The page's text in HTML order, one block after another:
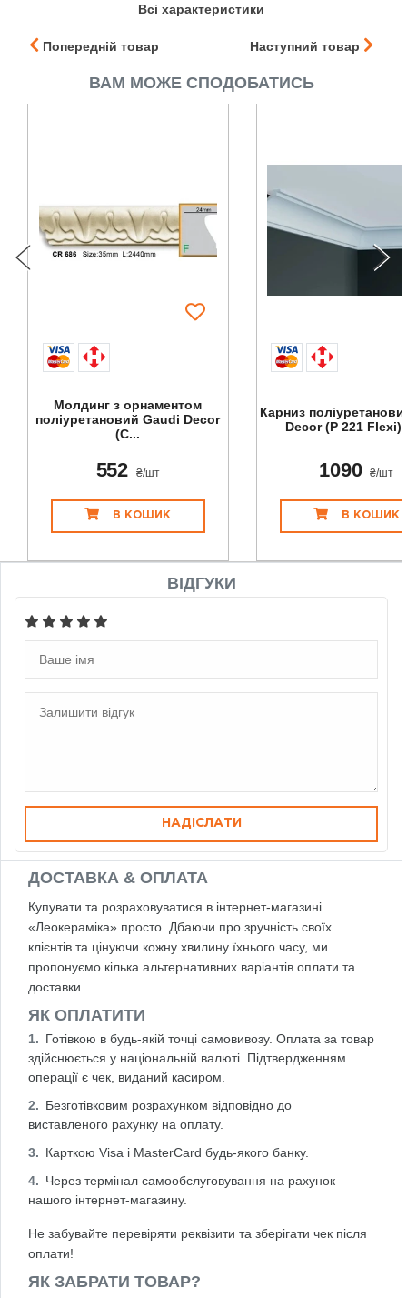
Всі характеристики
Попередній товар Наступний товар
ВАМ МОЖЕ СПОДОБАТИСЬ
Молдинг з орнаментом
поліуретановий Gaudi Decor
(C...
552 ₴/шт
В КОШИК
Карниз
Decor (P 221 Flexi),
1090 ₴/шт
В КОШИК
ВІДГУКИ
НАДІСЛАТИ
ДОСТАВКА & ОПЛАТА
Купувати та розраховуватися в інтернет-магазині
«Леокераміка» просто. Дбаючи про зручність своїх
клієнтів та цінуючи кожну хвилину їхнього часу, ми
пропонуємо кілька альтернативних варіантів оплати та
доставки.
ЯК ОПЛАТИТИ
Готівкою в будь-якій точці самовивозу. Оплата за товар
здійснюється у національній валюті. Підтвердженням
операції є чек, виданий касиром.
Безготівковим розрахунком відповідно до
виставленого рахунку на оплату.
Карткою Visa і MasterCard будь-якого банку.
Через термінал самообслуговування на рахунок
нашого інтернет-магазину.
Не забувайте перевіряти реквізити та зберігати чек після
оплати!
ЯК ЗАБРАТИ ТОВАР?